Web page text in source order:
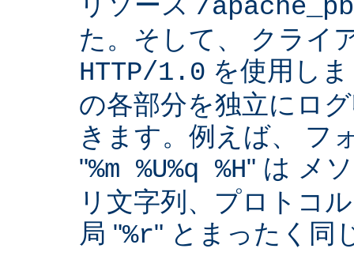
/
た。そして、 クライ
HTTP/1.0 を使用し
の各部分を独立にロ
きます。例えば、 フ
"%m %U%q %H" は メ
リ文字列、プロトコ
局 "%r" とまったく同